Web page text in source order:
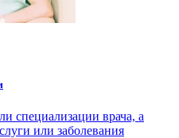
специализации врача, а
или заболевания